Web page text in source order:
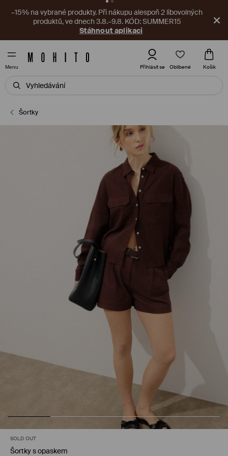
–15% na vybrané produkty. Při nákupu alespoň 2 libovolných
produktů, ve dnech 3.8.–9.8. KÓD: SUMMER15
Stáhnout aplikaci
Menu Přihlásit se Oblíbené Košík
Šortky
SOLD OUT
Šortky s opaskem